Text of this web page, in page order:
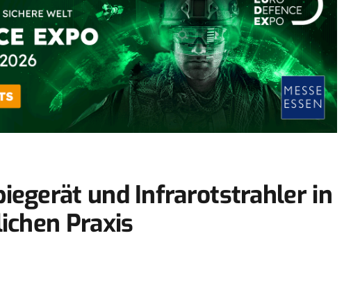
und Infrarotstrahler in
Praxis